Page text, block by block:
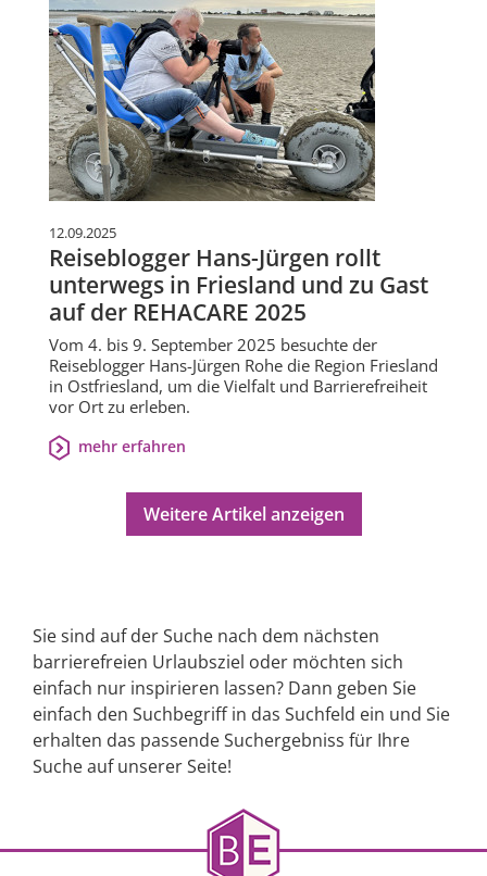
12.09.2025
Reiseblogger Hans-Jürgen rollt
unterwegs in Friesland und zu Gast
auf der REHACARE 2025
Vom 4. bis 9. September 2025 besuchte der
Reiseblogger Hans-Jürgen Rohe die Region Friesland
in Ostfriesland, um die Vielfalt und Barrierefreiheit
vor Ort zu erleben.
mehr erfahren
Weitere Artikel anzeigen
Sie sind auf der Suche nach dem nächsten
barrierefreien Urlaubsziel oder möchten sich
einfach nur inspirieren lassen? Dann geben Sie
einfach den Suchbegriff in das Suchfeld ein und Sie
erhalten das passende Suchergebniss für Ihre
Suche auf unserer Seite!